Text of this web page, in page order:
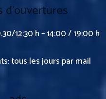
d’ouvertures
12:30 h – 14:00 / 19:00 h
tous les jours par mail